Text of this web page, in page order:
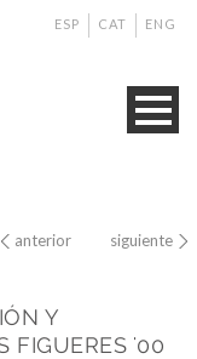
ENG
CAT
ESP
anterior siguiente
Y
FIGUERES '00